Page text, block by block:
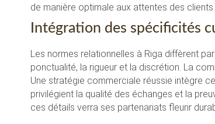
de manière optimale aux attentes des
Intégration des spécificités
Les normes relationnelles à Riga diffèrent
ponctualité, la rigueur et la discrétion. La
Une stratégie commerciale réussie intègre
privilégient la qualité des échanges et la
ces détails verra ses partenariats fleurir